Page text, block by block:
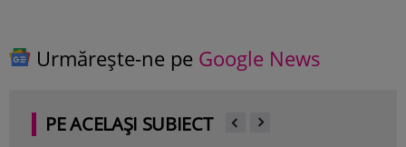
Urmărește-ne pe Google News
PE ACELAȘI SUBIECT